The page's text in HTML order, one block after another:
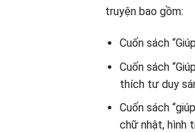
truyện bao gồm:
Cuốn sách
Cuốn sách
thích tư duy
Cuốn sách
chữ nhật, hình